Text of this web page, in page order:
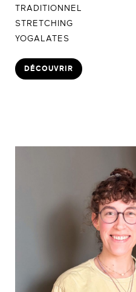
TRADITIONNEL
STRETCHING
YOGALATES
DÉCOUVRIR